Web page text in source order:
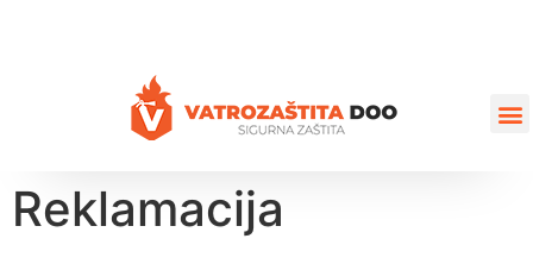
Reklamacija